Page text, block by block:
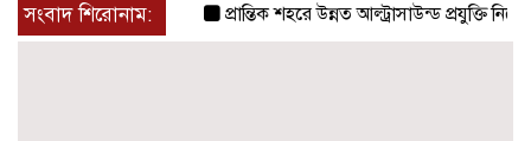
সংবাদ শিরোনাম:
প্রান্তিক শহরে উন্নত আল্ট্রাসাউন্ড প্রযুক্তি নিয়ে